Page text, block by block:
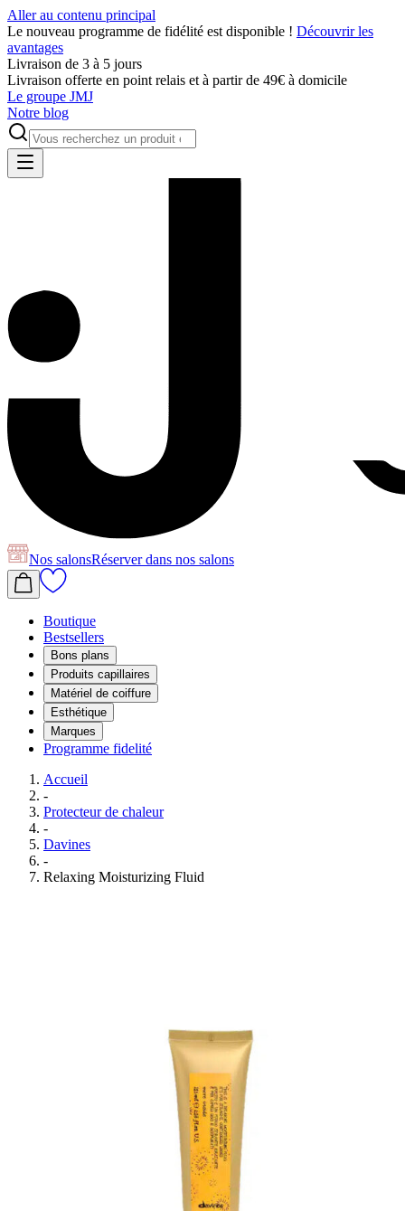
Aller au contenu principal
Le nouveau programme de fidélité est disponible ! Découvrir les
avantages
Livraison de 3 à 5 jours
Livraison offerte en point relais et à partir de 49€ à domicile
Le groupe JMJ
Notre blog
Nos salonsRéserverdans nos salons
Boutique
Bestsellers
Bons plans
Produits capillaires
Matériel de coiffure
Esthétique
Marques
Programme fidelité
Accueil
-
Protecteur de chaleur
-
Davines
-
Relaxing Moisturizing Fluid